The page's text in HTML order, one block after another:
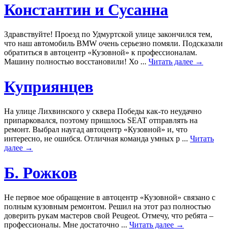
Константин и Сусанна
Здравствуйте! Проезд по Удмуртской улице закончился тем,
что наш автомобиль BMW очень серьезно помяли. Подсказали
обратиться в автоцентр «Кузовной» к профессионалам.
Машину полностью восстановили! Хо ... Читать далее →
Куприянцев
На улице Лихвинского у сквера Победы как-то неудачно
припарковался, поэтому пришлось SEAT отправлять на
ремонт. Выбрал наугад автоцентр «Кузовной» и, что
интересно, не ошибся. Отличная команда умных р ... Читать
далее →
Б. Рожков
Не первое мое обращение в автоцентр «Кузовной» связано с
полным кузовным ремонтом. Решил на этот раз полностью
доверить рукам мастеров свой Peugeot. Отмечу, что ребята –
профессионалы. Мне достаточно ... Читать далее →